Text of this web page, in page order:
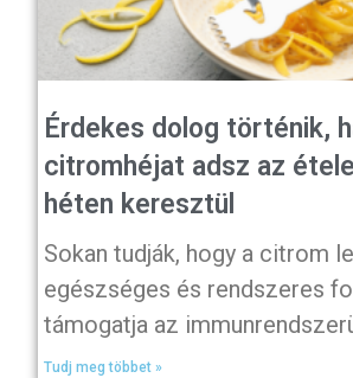
Érdekes dolog történik,
citromhéjat adsz az
héten keresztül
Sokan tudják, hogy a citrom
egészséges és rendszeres
támogatja az
Tudj meg többet »